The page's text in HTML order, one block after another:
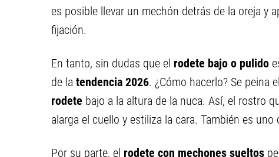
es posible llevar un mechón detrás de la oreja y
fijación.
En tanto, sin dudas que el rodete bajo o pulido
de la tendencia 2026. ¿Cómo hacerlo? Se peina
rodete bajo a la altura de la nuca. Así, el rostro
alarga el cuello y estiliza la cara. También es uno
Por su parte, el rodete con mechones sueltos